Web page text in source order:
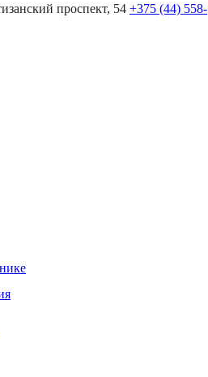
проспект, 54 +375 (44) 558-